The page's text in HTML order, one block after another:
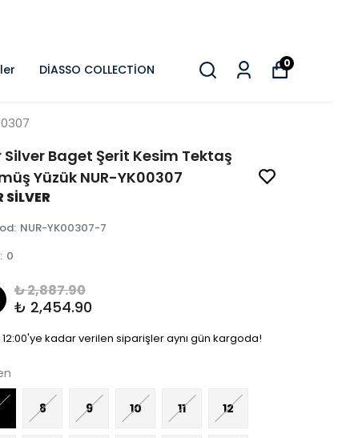
DİASSO COLLECTİON 0
Silver Baget Şerit Kesim Tektaş
Yüzük NUR-YK00307
SİLVER
: NUR-YK00307-7
: 0
₺ 2,887.90
₺ 2,454.90
kadar verilen siparişler aynı gün kargoda!
8 9 10 11 12